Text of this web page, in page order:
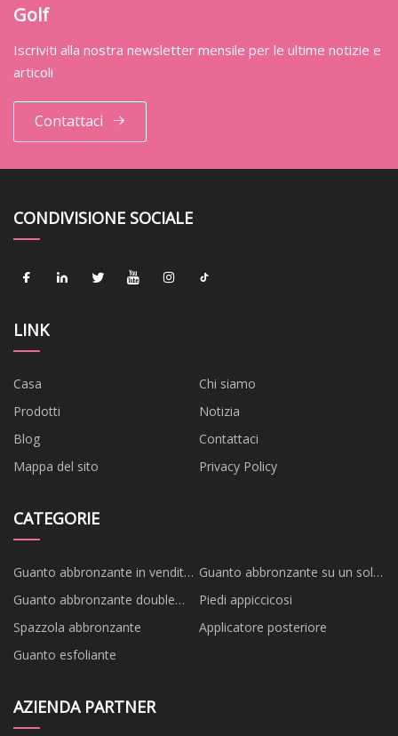
Golf
Iscriviti alla nostra newsletter mensile per le ultime notizie e
articoli
Contattaci
CONDIVISIONE SOCIALE
LINK
Casa
Chi siamo
Prodotti
Notizia
Blog
Contattaci
Mappa del sito
Privacy Policy
CATEGORIE
Guanto abbronzante in vendita
calda
Guanto abbronzante su un solo
lato
Guanto abbronzante double
face
Piedi appiccicosi
Spazzola abbronzante
Applicatore posteriore
Guanto esfoliante
AZIENDA PARTNER